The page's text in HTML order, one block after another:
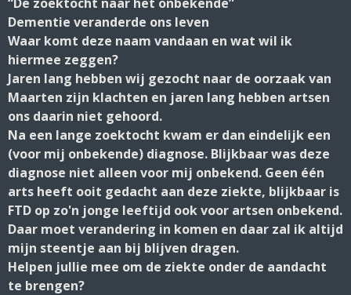
Dementie veranderde ons leven
Waar komt deze naam vandaan en wat wil ik
hiermee zeggen?
Jaren lang hebben wij gezocht naar de oorzaak van
Maarten zijn klachten en jaren lang hebben artsen
ons daarin niet gehoord.
Na een lange zoektocht kwam er dan eindelijk een
(voor mij onbekende) diagnose. Blijkbaar was deze
diagnose niet alleen voor mij onbekend. Geen één
arts heeft ooit gedacht aan deze ziekte, blijkbaar is
FTD op zo'n jonge leeftijd ook voor artsen onbekend.
Daar moet verandering in komen en daar zal ik altijd
mijn steentje aan bij blijven dragen.
Helpen jullie mee om de ziekte onder de aandacht
te brengen?